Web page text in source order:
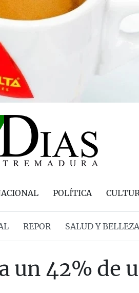
POLÍTICA
REPOR SALUD Y BELLEZA
un 42% de